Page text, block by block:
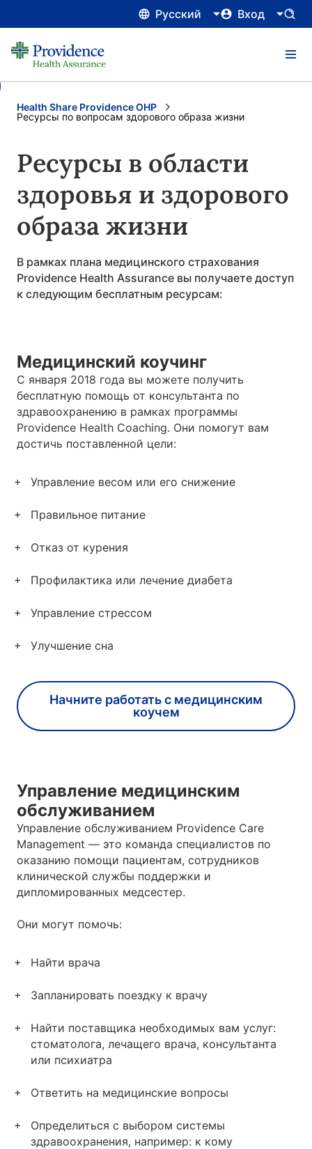
Русский Вход
Health Share Providence OHP
Current:
Ресурсы по вопросам здорового образа жизни
Ресурсы в области
здоровья и здорового
образа жизни
В рамках плана медицинского страхования
Providence Health Assurance вы получаете доступ
к следующим бесплатным ресурсам:
Медицинский коучинг
С января 2018 года вы можете получить
бесплатную помощь от консультанта по
здравоохранению в рамках программы
Providence Health Coaching. Они помогут вам
достичь поставленной цели:
Управление весом или его снижение
Правильное питание
Отказ от курения
Профилактика или лечение диабета
Управление стрессом
Улучшение сна
Начните работать с медицинским
коучем
Управление медицинским
обслуживанием
Управление обслуживанием Providence Care
Management — это команда специалистов по
оказанию помощи пациентам, сотрудников
клинической службы поддержки и
дипломированных медсестер.
Они могут помочь:
Найти врача
Запланировать поездку к врачу
Найти поставщика необходимых вам услуг:
стоматолога, лечащего врача, консультанта
или психиатра
Ответить на медицинские вопросы
Определиться с выбором системы
здравоохранения, например: к кому